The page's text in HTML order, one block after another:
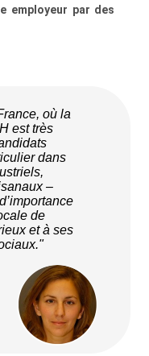
employeur par des
où la
est très
dans
–
de
et à ses